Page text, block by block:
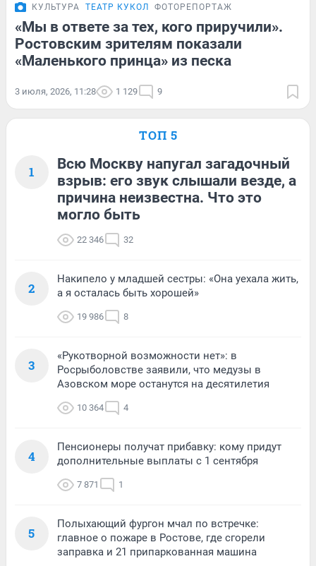
КУЛЬТУРА ТЕАТР КУКОЛ ФОТОРЕПОРТАЖ
«Мы в ответе за тех, кого приручили».
Ростовским зрителям показали
«Маленького принца» из песка
3 июля, 2026, 11:28 1 129 9
ТОП 5
1
Всю Москву напугал загадочный
взрыв: его звук слышали везде, а
причина неизвестна. Что это
могло быть
22 346 32
2
Накипело у младшей сестры: «Она уехала жить,
а я осталась быть хорошей»
19 986 8
3
«Рукотворной возможности нет»: в
Росрыболовстве заявили, что медузы в
Азовском море останутся на десятилетия
10 364 4
4
Пенсионеры получат прибавку: кому придут
дополнительные выплаты с 1 сентября
7 871 1
5
Полыхающий фургон мчал по встречке:
главное о пожаре в Ростове, где сгорели
заправка и 21 припаркованная машина